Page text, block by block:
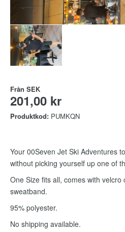
Från SEK
201,00 kr
Produktkod: PUMKQN
Your 00Seven Jet Ski Adventures
without picking yourself up one of
One Size fits all, comes with
sweatband.
95% polyester.
No shipping available.